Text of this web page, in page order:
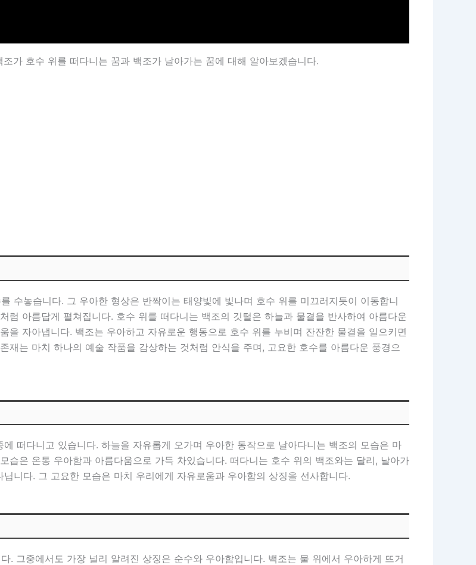
가 호수 위를 떠다니는 꿈과 백조가 날아가는 꿈에 대해 알아보겠습니다.
수놓습니다. 그 우아한 형상은 반짝이는 태양빛에 빛나며 호수 위를 미끄러지듯이 이동합니
럼 아름답게 펼쳐집니다. 호수 위를 떠다니는 백조의 깃털은 하늘과 물결을 반사하여 아름다운
을 자아냅니다. 백조는 우아하고 자유로운 행동으로 호수 위를 누비며 잔잔한 물결을 일으키면
재는 마치 하나의 예술 작품을 감상하는 것처럼 안식을 주며, 고요한 호수를 아름다운 풍경으
떠다니고 있습니다. 하늘을 자유롭게 오가며 우아한 동작으로 날아다니는 백조의 모습은 마
습은 온통 우아함과 아름다움으로 가득 차있습니다. 떠다니는 호수 위의 백조와는 달리, 날아가
니다. 그 고요한 모습은 마치 우리에게 자유로움과 우아함의 상징을 선사합니다.
. 그중에서도 가장 널리 알려진 상징은 순수와 우아함입니다. 백조는 물 위에서 우아하게 뜨거